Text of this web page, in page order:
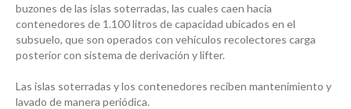
buzones de las islas soterradas, las cuales caen hacia
contenedores de 1.100 litros de capacidad ubicados en el
subsuelo, que son operados con vehículos recolectores carga
posterior con sistema de derivación y lifter.
Las islas soterradas y los contenedores reciben mantenimiento y
lavado de manera periódica.